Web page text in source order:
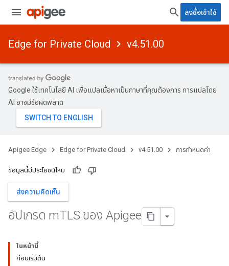
ลงชื่อเข้าใช้
Edge for Private Cloud v4.51.00
Google ใช้เทคโนโลยี AI เพื่อแปลเนื้อหาเป็นภาษาที่คุณต้องการ การแปลโดย
AI อาจมีข้อผิดพลาด
Apigee Edge Edge for Private Cloud v4.51.00 การกำหนดค่า
ข้อมูลนี้มีประโยชน์ไหม
ส่งความคิดเห็น
อัปเกรด mTLS ของ Apigee
ในหน้านี้
ก่อนเริ่มต้น